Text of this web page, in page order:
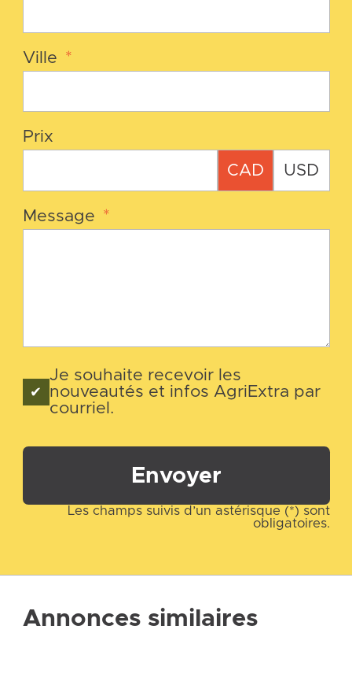
Ville *
Prix
CAD USD
Message *
Je souhaite recevoir les
nouveautés et infos AgriExtra par
courriel.
Envoyer
Les champs suivis d’un astérisque (*) sont
obligatoires.
Annonces similaires